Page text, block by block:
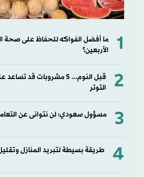
1
ما أفضل الفواكه للحفاظ على صحة
الأربعين؟
2
قبل النوم... 5 مشروبات
التوتر
3 مسؤول سعودي: لن نتوانى عن
4 طريقة بسيطة لتبريد المنازل